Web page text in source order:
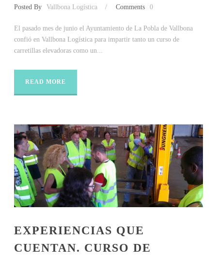
Posted By Vallbona Logística / Comments 0
El pasado mes de junio el Ayuntamiento de La Pobla de Vallbona
confió en Vallbona Logística para impartir tanto un curso de
carretillas elevadoras como un...
READ MORE
EXPERIENCIAS QUE
CUENTAN. CURSO DE